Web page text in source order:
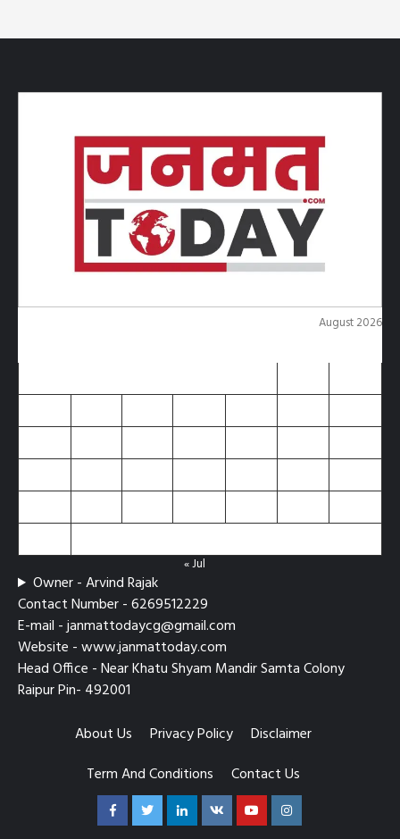
August 2026
« Jul
Owner - Arvind Rajak
Contact Number - 6269512229
E-mail - janmattodaycg@gmail.com
Website - www.janmattoday.com
Head Office - Near Khatu Shyam Mandir Samta Colony
Raipur Pin- 492001
About Us
Privacy Policy
Disclaimer
Term And Conditions
Contact Us
FacebookTwitterLinkedin
VK YoutubeInstagram